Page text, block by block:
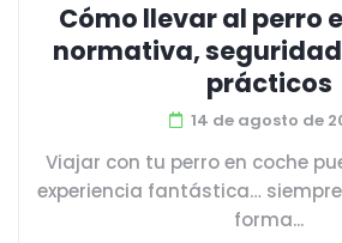
Cómo llevar al perro
normativa,
prácticos
14 de agosto de
Viajar con tu perro en coche
experiencia fantástica…
forma...